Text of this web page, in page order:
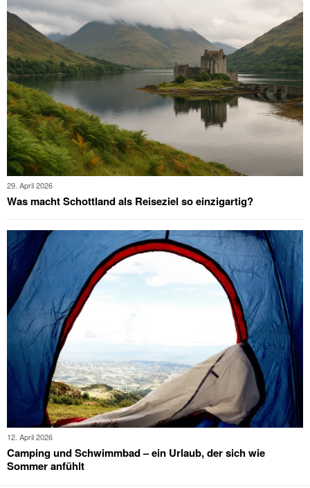
29. April 2026
Was macht Schottland als Reiseziel so einzigartig?
12. April 2026
Camping und Schwimmbad – ein Urlaub, der sich wie
Sommer anfühlt